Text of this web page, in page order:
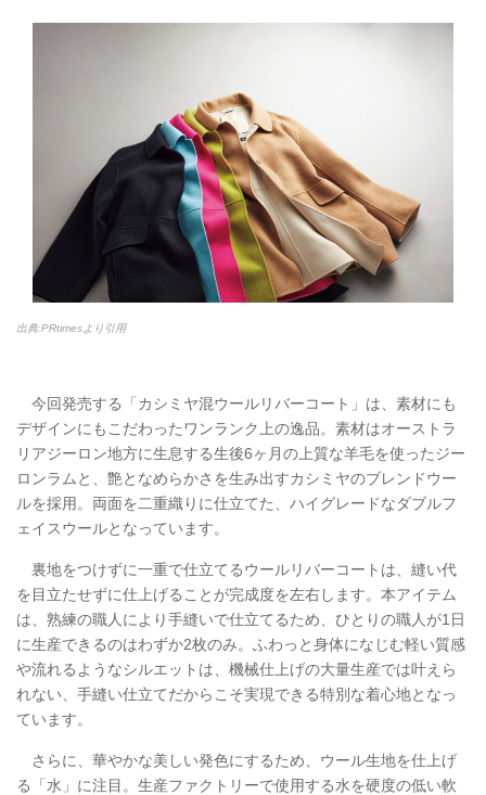
出典:PRtimesより引用
今回発売する「カシミヤ混ウールリバーコート」は、素材にも
デザインにもこだわったワンランク上の逸品。素材はオーストラ
リアジーロン地方に生息する生後6ヶ月の上質な羊毛を使ったジー
ロンラムと、艶となめらかさを生み出すカシミヤのブレンドウー
ルを採用。両面を二重織りに仕立てた、ハイグレードなダブルフ
ェイスウールとなっています。
裏地をつけずに一重で仕立てるウールリバーコートは、縫い代
を目立たせずに仕上げることが完成度を左右します。本アイテム
は、熟練の職人により手縫いで仕立てるため、ひとりの職人が1日
に生産できるのはわずか2枚のみ。ふわっと身体になじむ軽い質感
や流れるようなシルエットは、機械仕上げの大量生産では叶えら
れない、手縫い仕立てだからこそ実現できる特別な着心地となっ
ています。
さらに、華やかな美しい発色にするため、ウール生地を仕上げ
る「水」に注目。生産ファクトリーで使用する水を硬度の低い軟